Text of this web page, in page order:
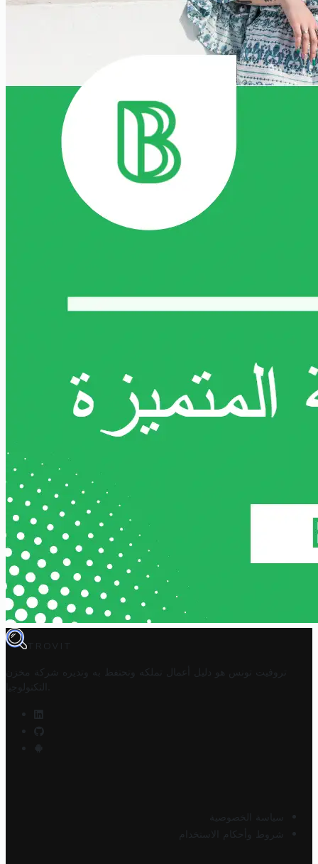
TROVIT
تروفيت تونس هو دليل أعمال تملكه وتحتفظ به وتديره
شركة مخزن
التكنولوجيا
سياسة الخصوصية
شروط وأحكام الاستخدام